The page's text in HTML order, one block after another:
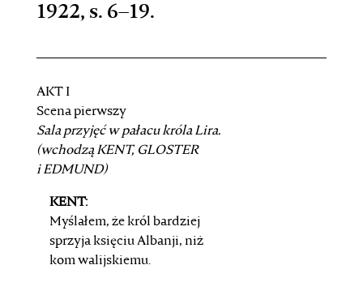
1922, s. 6–19.
AKT I
Scena pierwszy
Sala przyjęć w pałacu króla Lira.
(wchodząKENT, GLOSTER
iEDMUND)
KENT:
Myślałem, że król bardziej
sprzyja księciu Albanji, niż
kom walijskiemu.